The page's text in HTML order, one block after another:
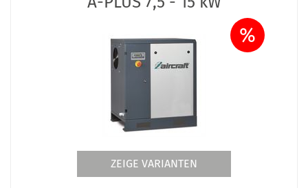
%
ZEIGE VARIANTEN